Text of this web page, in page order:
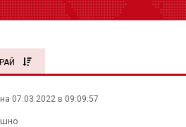
на 07.03.2022 в 09:09:57